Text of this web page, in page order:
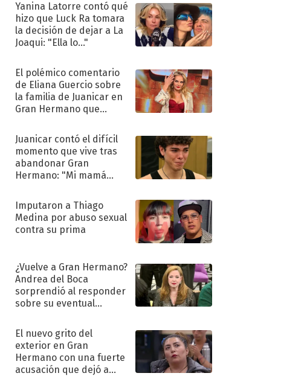
Yanina Latorre contó qué
hizo que Luck Ra tomara
la decisión de dejar a La
Joaqui: "Ella lo..."
El polémico comentario
de Eliana Guercio sobre
la familia de Juanicar en
Gran Hermano que
Juanicar contó el difícil
momento que vive tras
abandonar Gran
Hermano: "Mi mamá
Imputaron a Thiago
Medina por abuso sexual
contra su prima
¿Vuelve a Gran Hermano?
Andrea del Boca
sorprendió al responder
sobre su eventual
El nuevo grito del
exterior en Gran
Hermano con una fuerte
acusación que dejó a